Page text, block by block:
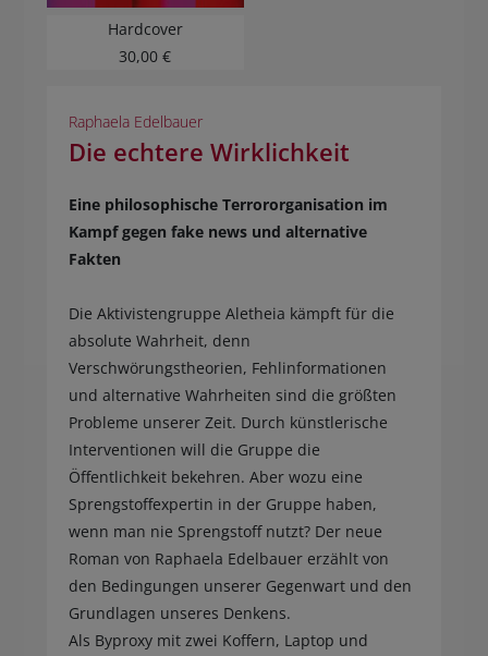
Hardcover
30,00 €
Raphaela Edelbauer
Die echtere Wirklichkeit
Eine philosophische Terrororganisation im
Kampf gegen fake news und alternative
Fakten
Die Aktivistengruppe Aletheia kämpft für die
absolute Wahrheit, denn
Verschwörungstheorien, Fehlinformationen
und alternative Wahrheiten sind die größten
Probleme unserer Zeit. Durch künstlerische
Interventionen will die Gruppe die
Öffentlichkeit bekehren. Aber wozu eine
Sprengstoffexpertin in der Gruppe haben,
wenn man nie Sprengstoff nutzt? Der neue
Roman von Raphaela Edelbauer erzählt von
den Bedingungen unserer Gegenwart und den
Grundlagen unseres Denkens.
Als Byproxy mit zwei Koffern, Laptop und